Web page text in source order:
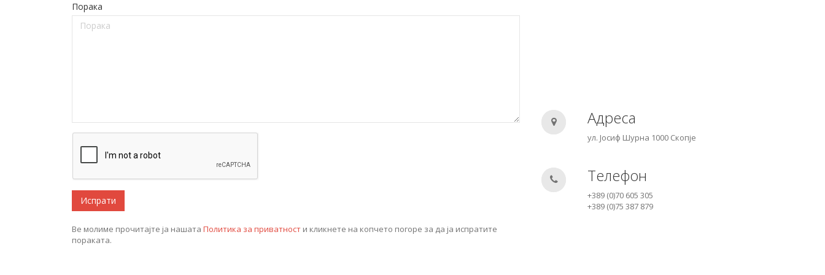
Порака
Ве молиме прочитајте ја нашата Политика за приватност и кликнете на копчето погоре за да ја испратите
пораката.
Адреса
ул. Јосиф Шурна 1000 Скопје
Телефон
+389 (0)70 605 305
+389 (0)75 387 879